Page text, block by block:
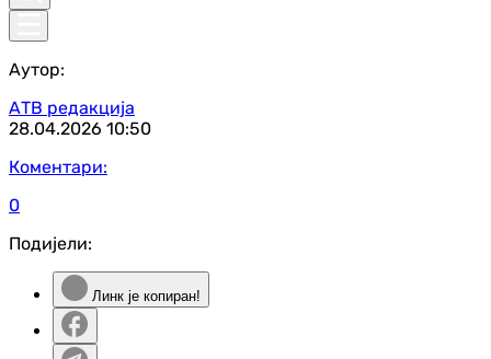
Аутор:
АТВ редакција
28.04.2026 10:50
Коментари:
0
Подијели:
Линк је копиран!